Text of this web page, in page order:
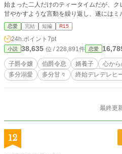
始まった二人だけのティータイムだが、
甘やかすような言動を繰り返し、遂には
る。 そんなクレオの接し方に淑女として
ティアは、抗議した。しかしデレデレ気味
てはくれず、遂にはミルティアの口に出さ
てきた。流石のミルティアもこれには耐え
の上から逃れよう奮闘し始める。 この話
のやりとりのお話。 ※全二話のサクッと
恋愛 完結 短編 R15
24h.ポイント 7pt
小説 38,635 位 / 228,891件 恋愛
子爵令嬢 伯爵令息 婿養子 心から
多分溺愛
多分甘々 終始デレデレヒ
最終更
12